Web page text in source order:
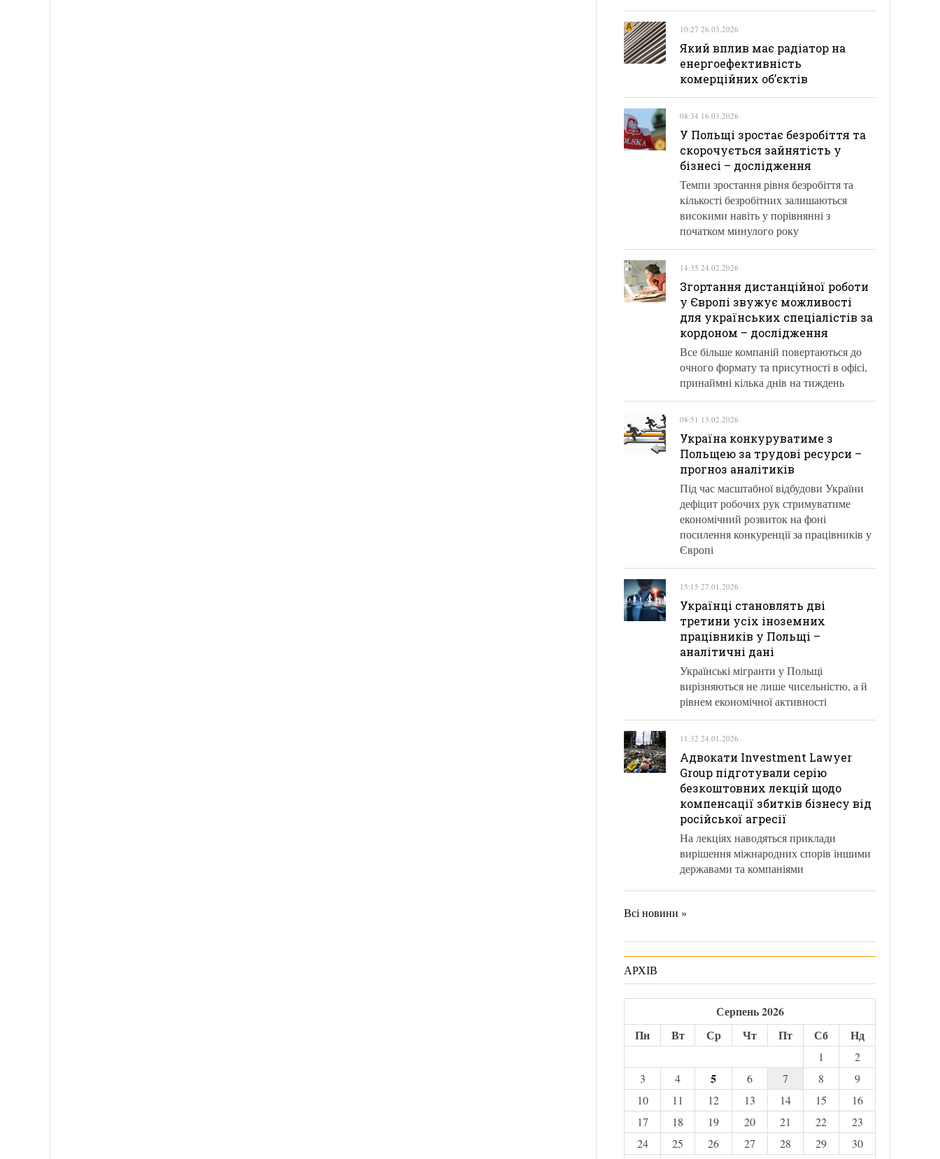
10:27 26.03.2026
Який вплив має радіатор на
енергоефективність
комерційних об’єктів
08:34 16.03.2026
У Польщі зростає безробіття та
скорочується зайнятість у
бізнесі – дослідження
Темпи зростання рівня безробіття та
кількості безробітних залишаються
високими навіть у порівнянні з
початком минулого року
14:35 24.02.2026
Згортання дистанційної роботи
у Європі звужує можливості
для українських спеціалістів за
кордоном – дослідження
Все більше компаній повертаються до
очного формату та присутності в офісі,
принаймні кілька днів на тиждень
08:51 13.02.2026
Україна конкуруватиме з
Польщею за трудові ресурси –
прогноз аналітиків
Під час масштабної відбудови України
дефіцит робочих рук стримуватиме
економічний розвиток на фоні
посилення конкуренції за працівників у
Європі
15:15 27.01.2026
Українці становлять дві
третини усіх іноземних
працівників у Польщі –
аналітичні дані
Українські мігранти у Польщі
вирізняються не лише чисельністю, а й
рівнем економічної активності
11:32 24.01.2026
Адвокати Investment Lawyer
Group підготували серію
безкоштовних лекцій щодо
компенсації збитків бізнесу від
російської агресії
На лекціях наводяться приклади
вирішення міжнародних спорів іншими
державами та компаніями
Всі новини »
АРХІВ
Серпень 2026
Пн
Вт Ср Чт Пт Сб Нд
1
2
3
4 5 6 7 8
9
10
11 12 13 14 15
16
17
18 19 20 21 22
23
24
25 26 27 28 29
30